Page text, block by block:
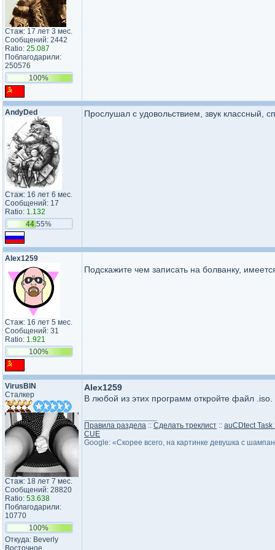
Стаж: 17 лет 3 мес.
Сообщений: 2442
Ratio: 25.087
Поблагодарили:
250576
100%
AndyDed
Стаж: 16 лет 6 мес.
Сообщений: 17
Ratio: 1.132
44.55%
Прослушал с удовольствием, звук классный,
Alex1259
Стаж: 16 лет 5 мес.
Сообщений: 31
Ratio: 1.921
100%
Подскажите чем записать на болванку,
VirusBIN
Сталкер
Стаж: 18 лет 7 мес.
Сообщений: 28820
Ratio: 53.638
Поблагодарили:
10770
100%
Откуда: Beverly
Восточное
Alex1259
В любой из этих программ откройте файл
Правила раздела :: Сделать треклист :: auCDtect
CUE
Google: «Скорее всего, на картинке девушка с